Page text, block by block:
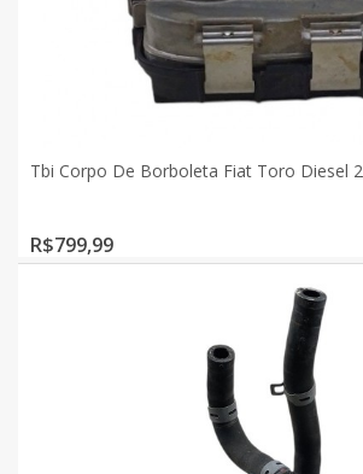
Tbi Corpo De Borboleta Fiat Toro Diesel
R$799,99